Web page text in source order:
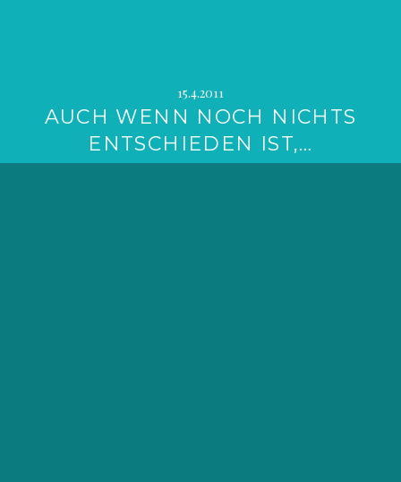
15.4.2011
AUCH WENN NOCH NICHTS
ENTSCHIEDEN IST,…